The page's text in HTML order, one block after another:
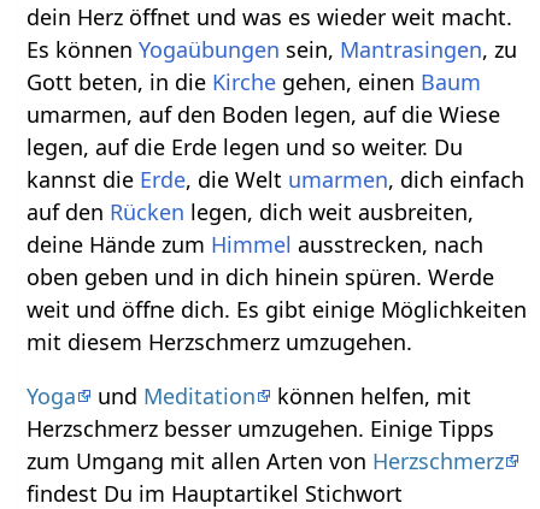
dein Herz öffnet und was es wieder weit macht.
Es könnenYogaübungen sein, Mantrasingen, zu
Gott beten, in die Kirche gehen, einen Baum
umarmen, auf den Boden legen, auf die Wiese
legen, auf die Erde legen und so weiter. Du
kannst die Erde, die Welt umarmen, dich einfach
auf den Rücken legen, dich weit ausbreiten,
deine Hände zum Himmel ausstrecken, nach
oben geben und in dich hinein spüren. Werde
weit und öffne dich. Es gibt einige Möglichkeiten
mit diesem Herzschmerz umzugehen.
Yoga
und Meditation
können helfen, mit
Herzschmerz besser umzugehen. Einige Tipps
zum Umgang mit allen Arten von Herzschmerz
findest Du im Hauptartikel Stichwort